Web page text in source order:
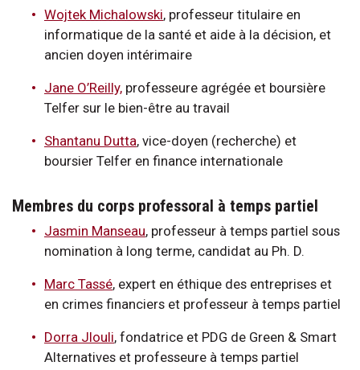
Wojtek Michalowski, professeur titulaire en
informatique de la santé et aide à la décision, et
ancien doyen intérimaire
Jane O’Reilly, professeure agrégée et boursière
Telfer sur le bien-être au travail
Shantanu Dutta, vice-doyen (recherche) et
boursier Telfer en finance internationale
Membres du corps professoral à temps partiel
Jasmin Manseau, professeur à temps partiel sous
nomination à long terme, candidat au Ph. D.
Marc Tassé, expert en éthique des entreprises et
en crimes financiers et professeur à temps partiel
Dorra Jlouli, fondatrice et PDG de Green & Smart
Alternatives et professeure à temps partiel